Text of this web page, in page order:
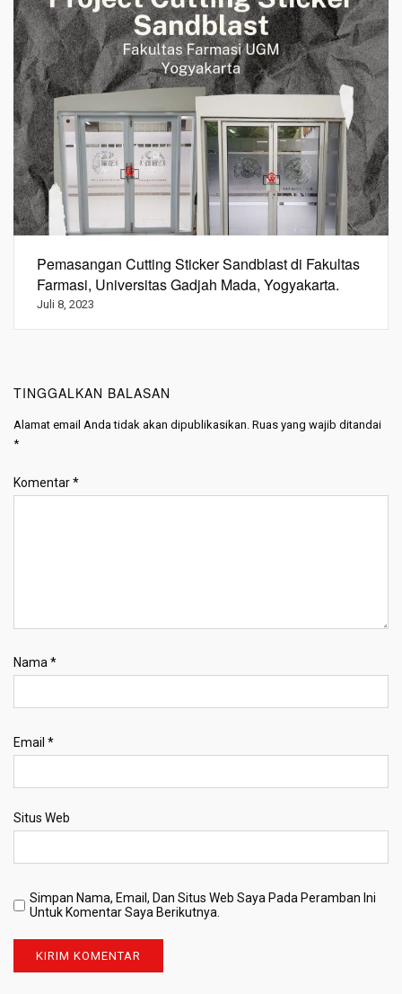
Pemasangan Cutting Sticker Sandblast di Fakultas
Farmasi, Universitas Gadjah Mada, Yogyakarta.
Juli 8, 2023
TINGGALKAN BALASAN
Alamat email Anda tidak akan dipublikasikan. Ruas yang wajib ditandai
*
Komentar*
Nama*
Email *
Situs Web
Simpan Nama, Email, Dan Situs Web Saya Pada Peramban Ini
Untuk Komentar Saya Berikutnya.